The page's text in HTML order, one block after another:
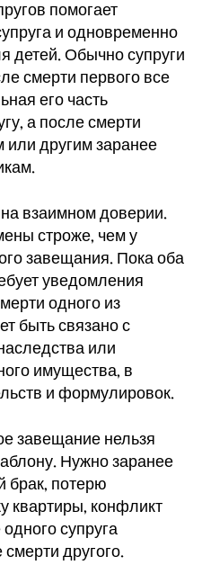
помогает
и одновременно
детей. Обычно супруги
смерти первого все
его часть
а после смерти
или другим заранее
взаимном доверии.
строже, чем у
завещания. Пока оба
уведомления
одного из
быть связано с
или
имущества, в
и формулировок.
завещание нельзя
Нужно заранее
брак, потерю
квартиры, конфликт
супруга
другого.